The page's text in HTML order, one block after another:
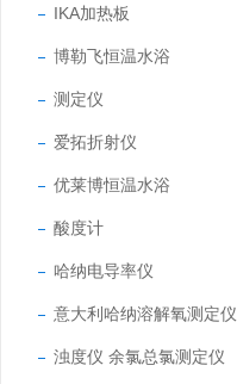
IKA加热板
博勒飞恒温水浴
测定仪
爱拓折射仪
优莱博恒温水浴
酸度计
哈纳电导率仪
意大利哈纳溶解氧测定仪
浊度仪 余氯总氯测定仪